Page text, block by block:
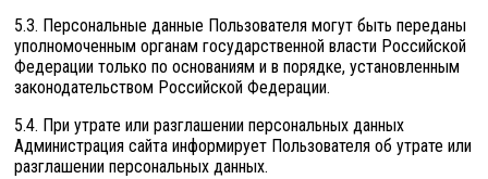
5.3. Персональные данные Пользователя могут быть переданы
уполномоченным органам государственной власти Российской
Федерации только по основаниям и в порядке, установленным
законодательством Российской Федерации.
5.4. При утрате или разглашении персональных данных
Администрация сайта информирует Пользователя об утрате или
разглашении персональных данных.